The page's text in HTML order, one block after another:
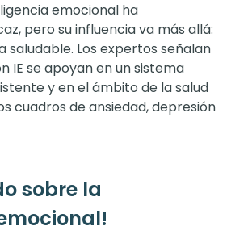
emocional ha
pero su influencia va más allá:
saludable. Los expertos señalan
IE se apoyan en un sistema
y en el ámbito de la salud
cuadros de ansiedad, depresión
sobre la